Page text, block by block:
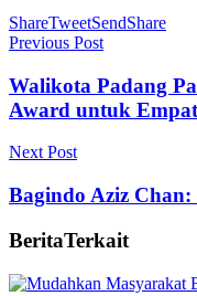
ShareTweetSendShare
Previous Post
Walikota Padang
Award untuk
Next Post
Bagindo Aziz
BeritaTerkait